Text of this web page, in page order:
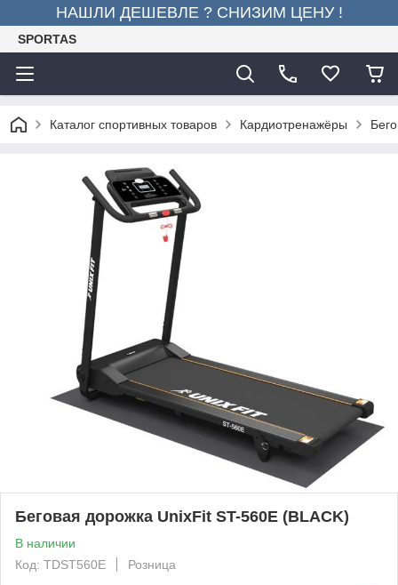
НАШЛИ ДЕШЕВЛЕ ? СНИЗИМ ЦЕНУ !
SPORTAS
Каталог спортивных товаров Кардиотренажёры
Беговая дорожка UnixFit ST-560E (BLACK)
В наличии
Код: TDST560E
Розница